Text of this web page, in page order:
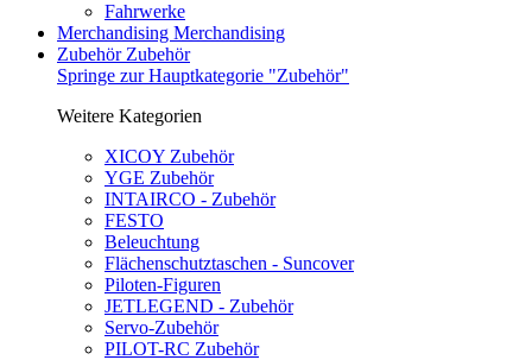
Fahrwerke
Merchandising Merchandising
Zubehör Zubehör
Springe zur Hauptkategorie "Zubehör"
Weitere Kategorien
XICOY Zubehör
YGE Zubehör
INTAIRCO - Zubehör
FESTO
Beleuchtung
Flächenschutztaschen - Suncover
Piloten-Figuren
JETLEGEND - Zubehör
Servo-Zubehör
PILOT-RC Zubehör